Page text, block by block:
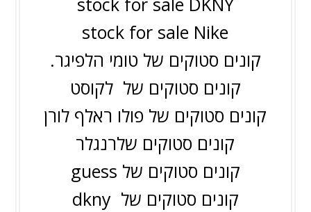
stock for sale Nike
קונים סטוקים של טומי הלפיגר.
קונים סטוקים של לקוסט
קונים סטוקים של פולו ראלף לורן
קונים סטוקים שלרנגלר
guess קונים סטוקים של
dkny קונים סטוקים של